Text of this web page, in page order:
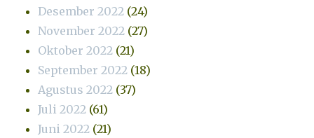
Desember 2022 (24)
November 2022 (27)
Oktober 2022 (21)
September 2022 (18)
Agustus 2022 (37)
Juli 2022 (61)
Juni 2022 (21)